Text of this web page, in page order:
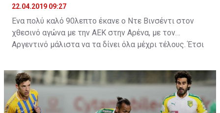
22.04.2019 09:27
Ένα πολύ καλό 90λεπτο έκανε ο Ντε Βινσέντι στον
χθεσινό αγώνα με την ΑΕΚ στην Αρένα, με τον
Αργεντινό μάλιστα να τα δίνει όλα μέχρι τέλους. Έτσι
φάση του ματς, όπου σημάδεψε το δοκάρι της εστίας
του Τόνιο.